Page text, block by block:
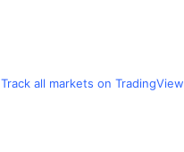
Track all markets on TradingView